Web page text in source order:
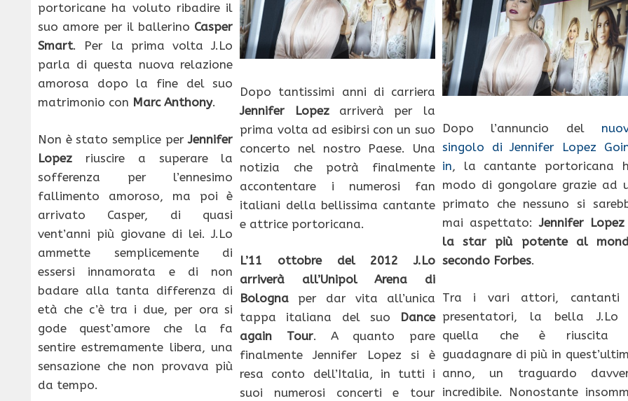
portoricane ha voluto ribadire il
suo amore per il ballerino Casper
Smart. Per la prima volta J.Lo
parla di questa nuova relazione
amorosa dopo la fine del suo
matrimonio con Marc Anthony.
Non è stato semplice perJennifer
Lopez riuscire a superare la
sofferenza per l’ennesimo
fallimento amoroso, ma poi è
arrivato Casper, di quasi
vent’anni più giovane di lei. J.Lo
ammette semplicemente di
essersi innamorata e di non
badare alla tanta differenza di
età che c’è tra i due, per ora si
gode quest’amore che la fa
sentire estremamente libera, una
sensazione che non provava più
da tempo.
Dopo tantissimi anni di carriera
Jennifer Lopezarriverà per la
prima volta ad esibirsi con un suo
concerto nel nostro Paese. Una
notizia che potrà finalmente
accontentare i numerosi fan
italiani della bellissima cantante
e attrice portoricana.
L’11 ottobre del 2012 J.Lo
arriverà all’Unipol Arena di
Bologna per dar vita all’unica
tappa italiana del suo
Dance
again Tour. A quanto pare
finalmente Jennifer Lopez si è
resa conto dell’Italia, in tutti i
suoi numerosi concerti e tour
Dopo l’annuncio del
singolo di Jennifer Lopez
in, la cantante portoricana
modo di gongolare grazie ad
primato che nessuno si
mai aspettato:Jennifer
la star più potente al
secondo Forbes.
Tra i vari attori, cantanti
presentatori, la bella J.Lo
quella che è riuscita
guadagnare di più in
anno, un traguardo
incredibile. Nonostante